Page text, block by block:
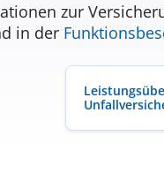
zur
in der